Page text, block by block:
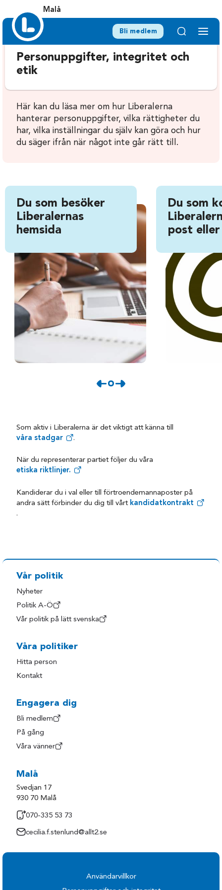
Malå
Bli medlem
Personuppgifter, integritet och
etik
Här kan du läsa mer om hur Liberalerna
hanterar personuppgifter, vilka rättigheter du
har, vilka inställningar du själv kan göra och hur
du säger ifrån när något inte går rätt till.
Du som besöker
Liberalernas
hemsida
Du som
post
Som aktiv i Liberalerna är det viktigt att känna till
våra stadgar
.
När du representerar partiet följer du våra
etiska riktlinjer.
Kandiderar du i val eller till förtroendemannaposter på
andra sätt förbinder du dig till vårt kandidatkontrakt
.
Vår politik
Nyheter
Politik A-Ö
Vår politik på lätt svenska
Våra politiker
Hitta person
Kontakt
Engagera dig
Bli medlem
På gång
Våra vänner
Malå
Svedjan 17
930 70 Malå
070-335 53 73
cecilia.f.stenlund@allt2.se
Användarvillkor